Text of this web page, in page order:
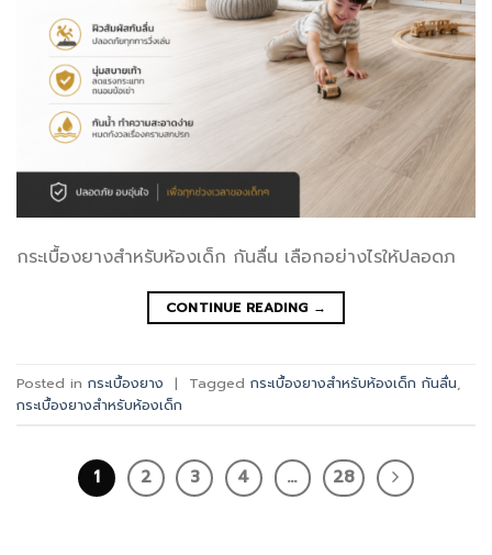
กระเบื้องยางสำหรับห้องเด็ก กันลื่น เลือกอย่างไรให้ปลอดภ
CONTINUE READING →
Posted in กระเบื้องยาง | Tagged กระเบื้องยางสําหรับห้องเด็ก กันลื่น
กระเบื้องยางสําหรับห้องเด็ก
1 2 3 4 … 28